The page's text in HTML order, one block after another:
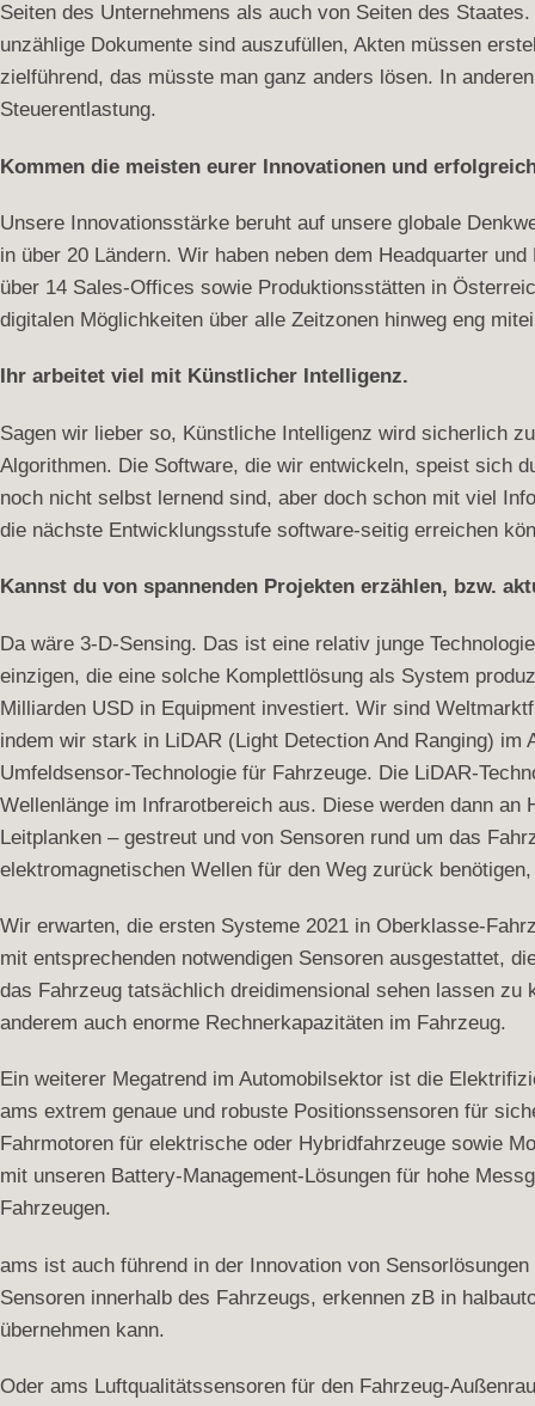
Seiten des Unternehmens als auch von Seiten des
unzählige Dokumente sind auszufüllen, Akten müssen
zielführend, das müsste man ganz anders lösen. In
Steuerentlastung.
Kommen die meisten eurer Innovationen und
Unsere Innovationsstärke beruht auf unsere globale
in über 20 Ländern. Wir haben neben dem Headquarter
über 14 Sales-Offices sowie Produktionsstätten in
digitalen Möglichkeiten über alle Zeitzonen hinweg eng
Ihr arbeitet viel mit Künstlicher Intelligenz.
Sagen wir lieber so, Künstliche Intelligenz wird sicherlich
Algorithmen. Die Software, die wir entwickeln, speist sich
noch nicht selbst lernend sind, aber doch schon mit viel
die nächste Entwicklungsstufe software-seitig erreichen
Kannst du von spannenden Projekten erzählen, bzw.
Da wäre 3-D-Sensing. Das ist eine relativ junge
einzigen, die eine solche Komplettlösung als System
Milliarden USD in Equipment investiert. Wir sind
indem wir stark in LiDAR (Light Detection And Ranging)
Umfeldsensor-Technologie für Fahrzeuge. Die LiDAR-
Wellenlänge im Infrarotbereich aus. Diese werden dann
Leitplanken – gestreut und von Sensoren rund um das
elektromagnetischen Wellen für den Weg zurück
Wir erwarten, die ersten Systeme 2021 in Oberklasse-
mit entsprechenden notwendigen Sensoren ausgestattet,
das Fahrzeug tatsächlich dreidimensional sehen lassen
anderem auch enorme Rechnerkapazitäten im Fahrzeug.
Ein weiterer Megatrend im Automobilsektor ist die
ams extrem genaue und robuste Positionssensoren für
Fahrmotoren für elektrische oder Hybridfahrzeuge sowie
mit unseren Battery-Management-Lösungen für hohe
Fahrzeugen.
ams ist auch führend in der Innovation von
Sensoren innerhalb des Fahrzeugs, erkennen zB in
übernehmen kann.
Oder ams Luftqualitätssensoren für den Fahrzeug-